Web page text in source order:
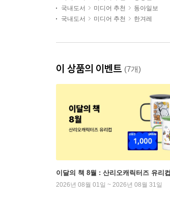
국내도서
미디어 추천
동아일보
국내도서
미디어 추천 한겨레
이 상품의 이벤트 (7개)
이달의 책 8월 : 산리오캐릭터즈 유리컵
2026년 08월 01일 ~ 2026년 08월 31일